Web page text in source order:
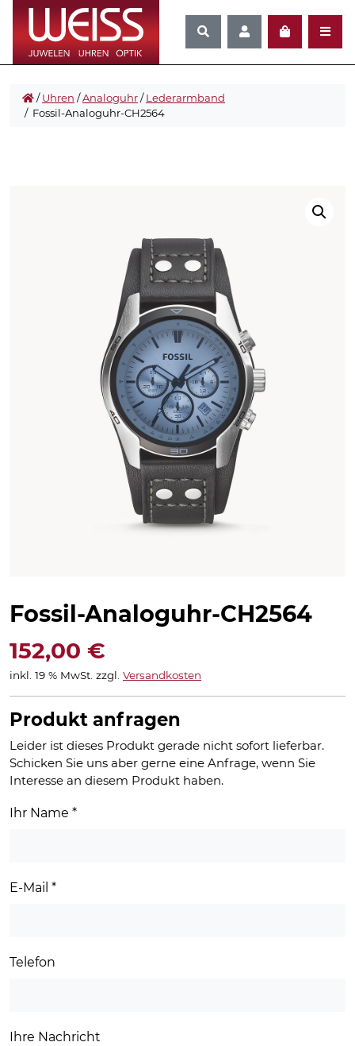
/Uhren /Analoguhr/Lederarmband
/ Fossil-Analoguhr-CH2564
Fossil-Analoguhr-CH2564
152,00 €
inkl. 19 % MwSt. zzgl. Versandkosten
Produkt anfragen
Leider ist dieses Produkt gerade nicht sofort lieferbar.
Schicken Sie uns aber gerne eine Anfrage, wenn Sie
Interesse an diesem Produkt haben.
Ihr Name *
E-Mail *
Telefon
Ihre Nachricht